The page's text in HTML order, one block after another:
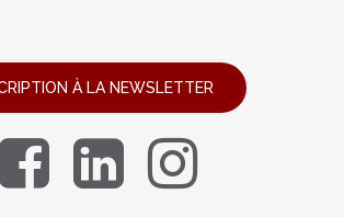
À LA NEWSLETTER